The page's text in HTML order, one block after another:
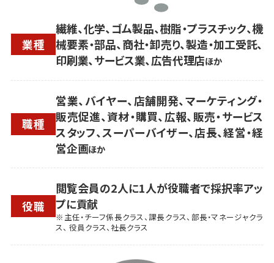
業種
繊維、化学、ゴム製品、樹脂・プラスチック、機
械要素・部品、商社・卸売り、製造・加工受託、
印刷業、サービス業、広告代理店ほか
職種
営業、バイヤー、店舗開発、マーケティング・
販売促進、資材・購買、広報、販売・サービス
スタッフ、スーパーバイザー、店長、経営・経
営企画ほか
役職
閲覧会員の2人に1人が役職者で採択率アッ
プに貢献
※主任・チーフ係長クラス、課長クラス、部長・マネージャクラ
ス、 役員クラス、社長クラス